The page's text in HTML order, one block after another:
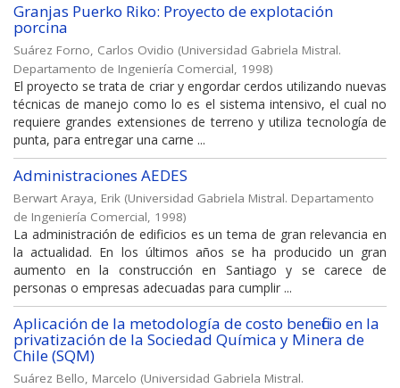
Granjas Puerko Riko: Proyecto de explotación
porcina
Suárez Forno, Carlos Ovidio (Universidad Gabriela Mistral.
Departamento de Ingeniería Comercial, 1998)
El proyecto se trata de criar y engordar cerdos utilizando nuevas
técnicas de manejo como lo es el sistema intensivo, el cual no
requiere grandes extensiones de terreno y utiliza tecnología de
punta, paга entregar una carne ...
Administraciones AEDES
Berwart Araya, Erik (Universidad Gabriela Mistral. Departamento
de Ingeniería Comercial, 1998)
La administración de edificios es un tema de gran relevancia en
la actualidad. En los últimos años se ha producido un gran
aumento en la construcción en Santiago y se carece de
personas o empresas adecuadas para cumplir ...
Aplicación de la metodología de costo beneficio en la
privatización de la Sociedad Química y Minera de
Chile (SQM)
Suárez Bello, Marcelo (Universidad Gabriela Mistral.